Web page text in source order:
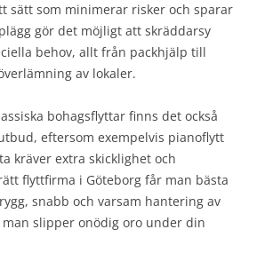
sätt som minimerar risker och sparar
gör det möjligt att skräddarsy
behov, allt från packhjälp till
av lokaler.
bohagsflyttar finns det också
eftersom exempelvis pianoflytt
kräver extra skicklighet och
flyttfirma i Göteborg får man bästa
snabb och varsam hantering av
slipper onödig oro under din